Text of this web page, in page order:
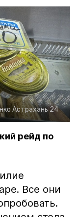
Астрахань 24
рейд по
Все они